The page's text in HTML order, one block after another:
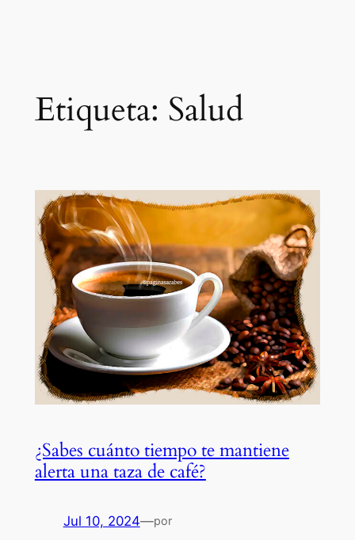
Etiqueta: Salud
¿Sabes cuánto tiempo te mantiene
alerta una taza de café?
Jul 10, 2024—por